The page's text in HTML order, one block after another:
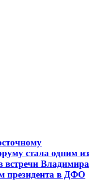
стала одним из
встречи Владимира
президента в ДФО